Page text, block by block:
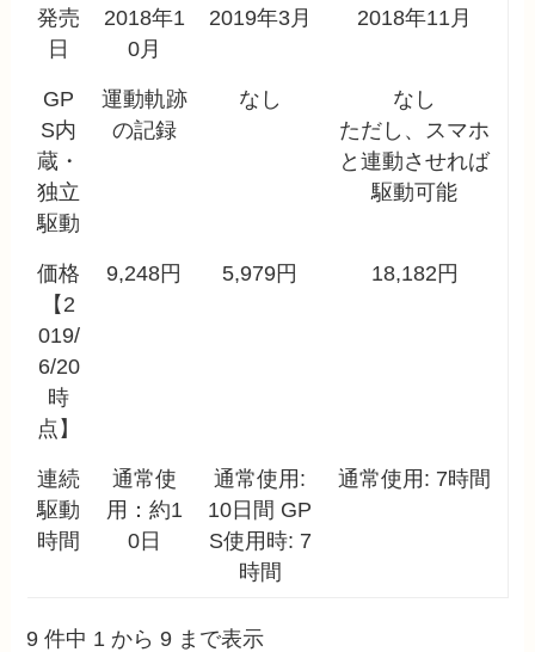
発売
日
2018年1
0月
2019年3月 2018年11月
GP
S内
蔵・
独立
駆動
運動軌跡
の記録
なし
なし
ただし、スマホ
と連動させれば
駆動可能
価格
【2
019/
6/20
時
点】
9,248円 5,979円 18,182円
連続
駆動
時間
通常使
用：約1
0日
通常使用:
10日間 GP
S使用時: 7
時間
通常使用: 7時間
9 件中 1 から 9 まで表示